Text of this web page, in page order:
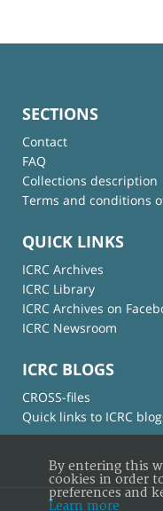
SECTIONS
Contact
FAQ
Collections description
Terms and conditions
QUICK LINKS
ICRC Archives
ICRC Library
ICRC Archives on
ICRC Newsroom
ICRC BLOGS
CROSS-files
Quick links to ICRC
By entering this
cookies in order
preferences and
Learn more